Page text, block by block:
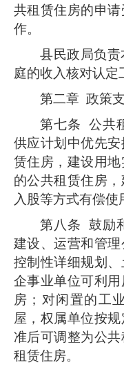
共租赁住房的申
作。
县民政局负
庭的收入核对认定
第二章 政策
第七条 公共
供应计划中优先
赁住房，建设用
的公共租赁住房
入股等方式有偿使
第八条 鼓励
建设、运营和管
控制性详细规划、
企事业单位可利
房；对闲置的工
屋，权属单位按
准后可调整为公
租赁住房。